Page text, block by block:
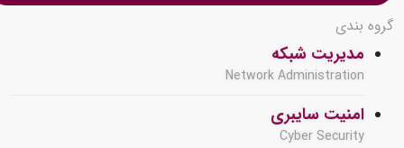
گروه بندی
مدیریت شبکه
Network Administration
امنیت سایبری
Cyber Security